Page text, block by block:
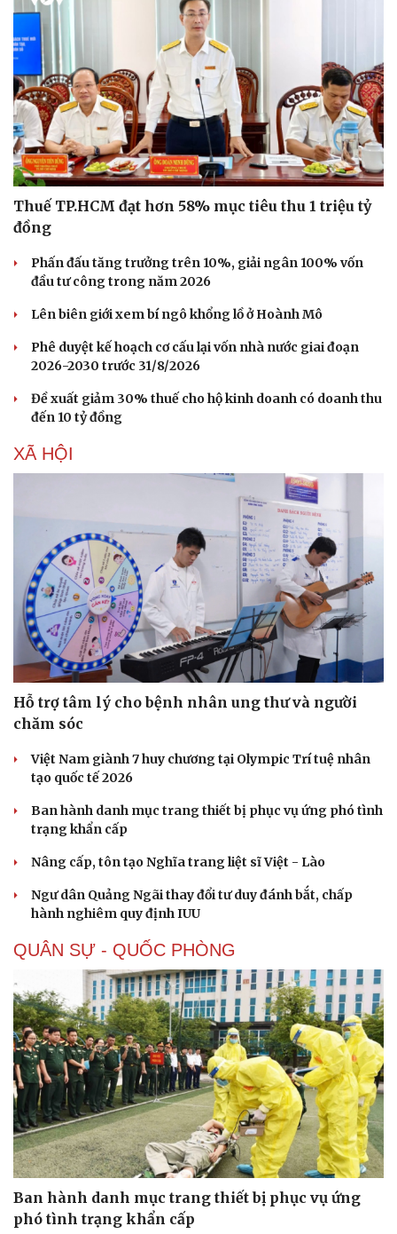
Sức khỏe
Dinh dưỡng - món ngon
Cây thuốc
Sản phụ khoa
Nhi khoa
Nam khoa
Làm đẹp - giảm cân
Phòng mạch online
Ăn sạch sống khỏe
Đời sống
Nhà đẹp
Tình yêu - Gia đình
Thuế TP.HCM đạt hơn 58% mục tiêu thu 1 triệu tỷ
đồng
Phấn đấu tăng trưởng trên 10%, giải ngân 100% vốn
đầu tư công trong năm 2026
Lên biên giới xem bí ngô khổng lồ ở Hoành Mô
Phê duyệt kế hoạch cơ cấu lại vốn nhà nước giai đoạn
2026-2030 trước 31/8/2026
Đề xuất giảm 30% thuế cho hộ kinh doanh có doanh thu
đến 10 tỷ đồng
XÃ HỘI
Hỗ trợ tâm lý cho bệnh nhân ung thư và người
chăm sóc
Việt Nam giành 7 huy chương tại Olympic Trí tuệ nhân
tạo quốc tế 2026
Ban hành danh mục trang thiết bị phục vụ ứng phó tình
trạng khẩn cấp
Nâng cấp, tôn tạo Nghĩa trang liệt sĩ Việt - Lào
Ngư dân Quảng Ngãi thay đổi tư duy đánh bắt, chấp
hành nghiêm quy định IUU
QUÂN SỰ - QUỐC PHÒNG
Ban hành danh mục trang thiết bị phục vụ ứng
phó tình trạng khẩn cấp